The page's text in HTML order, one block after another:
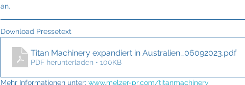
an.
Download Pressetext
Titan Machinery expandiert in Australien_06092023.pdf
PDF herunterladen • 100KB
Mehr Informationen unter: www.melzer-pr.com/titanmachinery